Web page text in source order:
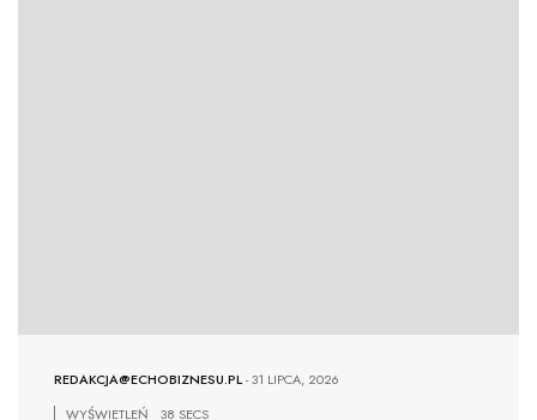
REDAKCJA@ECHOBIZNESU.PL-31 LIPCA, 2026
WYŚWIETLEŃ
38 SECS